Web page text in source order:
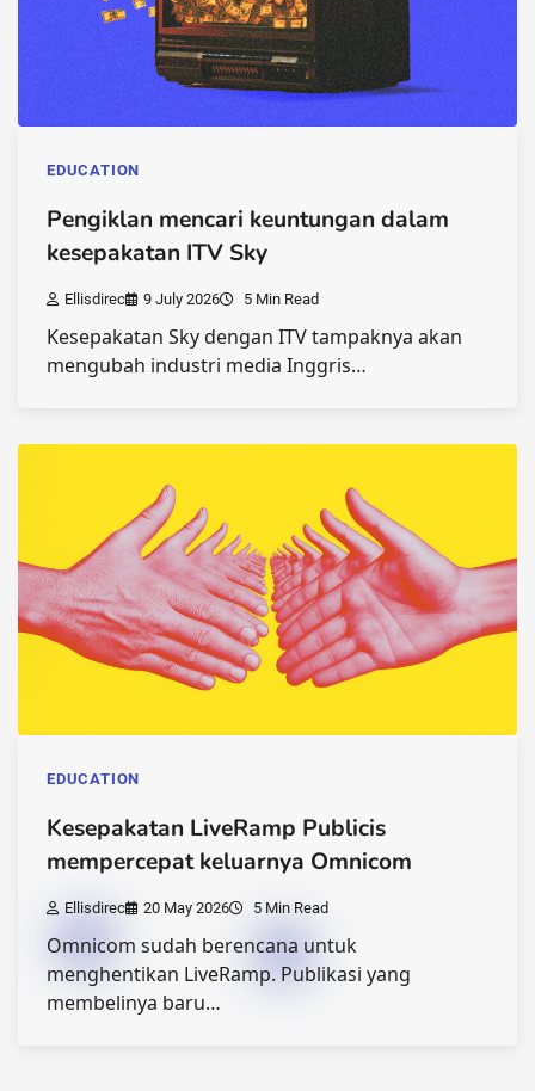
EDUCATION
Pengiklan mencari keuntungan dalam
kesepakatan ITV Sky
Ellisdirec 9 July 2026 5 Min Read
Kesepakatan Sky dengan ITV tampaknya akan
mengubah industri media Inggris…
EDUCATION
Kesepakatan LiveRamp Publicis
mempercepat keluarnya Omnicom
Ellisdirec 20 May 2026 5 Min Read
Omnicom sudah berencana untuk
menghentikan LiveRamp. Publikasi yang
membelinya baru…